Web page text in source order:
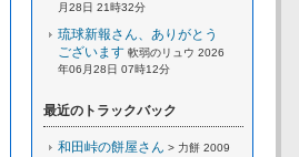
月28日 21時32分
琉球新報さん、ありがとう
ございます 軟弱のリュウ 2026
年06月28日 07時12分
最近のトラックバック
和田峠の餅屋さん > 力餅 2009